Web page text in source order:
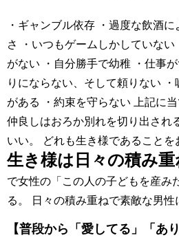
・ギャンブル依存 ・過度な飲酒
さ ・いつもゲームしかしていな
がない ・自分勝手で幼稚 ・仕事
りにならない、そして頼りない
がある ・約束を守らない 上記に
仲良しはおろか別れを切り出され
いい。 どれも生き様であることを
生き様は日々の積み重
で女性の「この人の子どもを産み
る。 日々の積み重ねで素敵な男性
【普段から「愛してる」「あ